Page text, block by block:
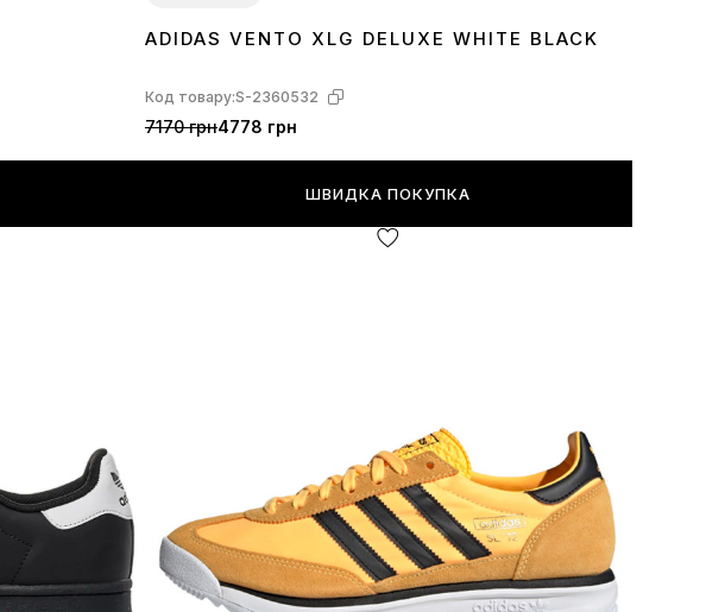
37 3839 40 41
ADIDAS VENTO XLG DELUXE WHITE BLACK
Код товару:S-2360532
7170 грн4778 грн
ШВИДКА ПОКУПКА